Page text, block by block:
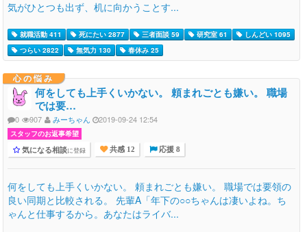
気がひとつも出ず、机に向かうことす...
就職活動 411 死にたい 2877 三者面談 59 研究室 61
しんどい 1095
つらい 2822
無気力 130 春休み 25
心の悩み
何をしても上手くいかない。 頼まれごとも嫌い。 職場
では要…
0 907 みーちゃん 2019-09-24 12:54
スタッフのお返事希望
気になる相談に登録 共感 12 応援 8
何をしても上手くいかない。 頼まれごとも嫌い。 職場では要領の
良い同期と比較される。 先輩A「年下の○○ちゃんは凄いよね。ち
ゃんと仕事するから。あなたはライバ...